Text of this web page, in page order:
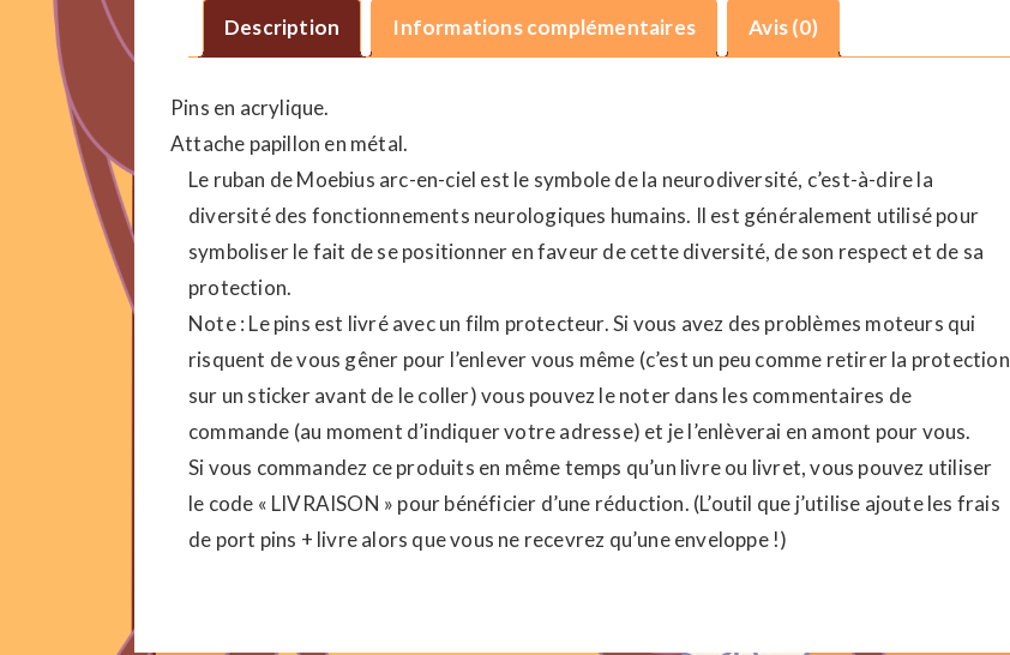
Description Informations complémentaires Avis (0)
Pins en acrylique.
Attache papillon en métal.
Le ruban de Moebius arc-en-ciel est le symbole de la neurodiversité, c’est-à-dire la
diversité des fonctionnements neurologiques humains. Il est généralement utilisé pour
symboliser le fait de se positionner en faveur de cette diversité, de son respect et de sa
protection.
Note : Le pins est livré avec un film protecteur. Si vous avez des problèmes moteurs qui
risquent de vous gêner pour l’enlever vous même (c’est un peu comme retirer la protection
sur un sticker avant de le coller) vous pouvez le noter dans les commentaires de
commande (au moment d’indiquer votre adresse) et je l’enlèverai en amont pour vous.
Si vous commandez ce produits en même temps qu’un livre ou livret, vous pouvez utiliser
le code « LIVRAISON » pour bénéficier d’une réduction. (L’outil que j’utilise ajoute les frais
de port pins + livre alors que vous ne recevrez qu’une enveloppe !)